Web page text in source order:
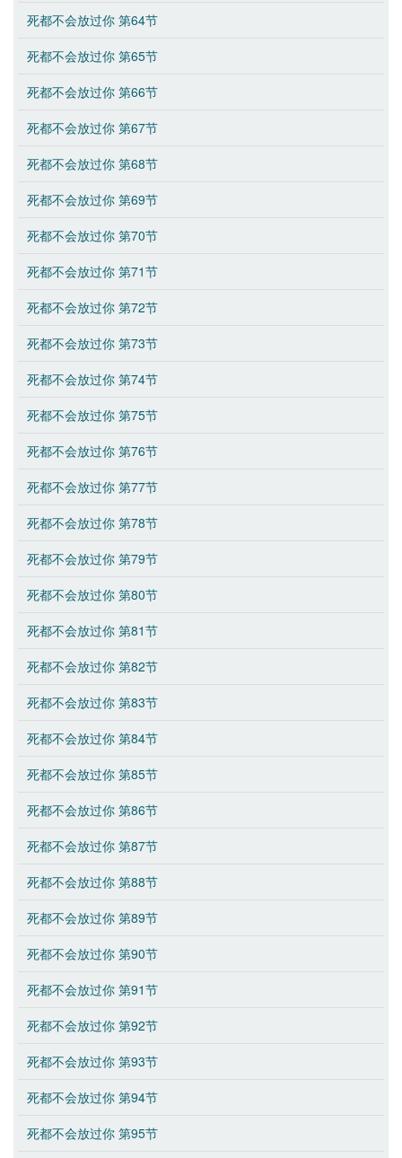
死都不会放过你 第64节
死都不会放过你 第65节
死都不会放过你 第66节
死都不会放过你 第67节
死都不会放过你 第68节
死都不会放过你 第69节
死都不会放过你 第70节
死都不会放过你 第71节
死都不会放过你 第72节
死都不会放过你 第73节
死都不会放过你 第74节
死都不会放过你 第75节
死都不会放过你 第76节
死都不会放过你 第77节
死都不会放过你 第78节
死都不会放过你 第79节
死都不会放过你 第80节
死都不会放过你 第81节
死都不会放过你 第82节
死都不会放过你 第83节
死都不会放过你 第84节
死都不会放过你 第85节
死都不会放过你 第86节
死都不会放过你 第87节
死都不会放过你 第88节
死都不会放过你 第89节
死都不会放过你 第90节
死都不会放过你 第91节
死都不会放过你 第92节
死都不会放过你 第93节
死都不会放过你 第94节
死都不会放过你 第95节